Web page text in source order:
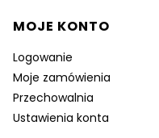
MOJE KONTO
Logowanie
Moje zamówienia
Przechowalnia
Ustawienia konta